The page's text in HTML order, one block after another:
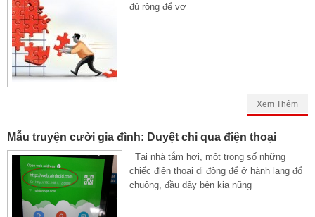
đủ rộng để vợ
Xem Thêm
Mẫu truyện cười gia đình: Duyệt chi qua điện thoại
Tại nhà tắm hơi, một trong số những
chiếc điện thoại di động để ở hành lang đổ
chuông, đầu dây bên kia nũng